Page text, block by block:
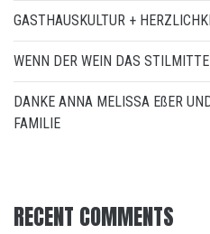
GASTHAUSKULTUR +
WENN DER WEIN DAS
DANKE ANNA MELISSA EßER
FAMILIE
RECENT COMMENTS